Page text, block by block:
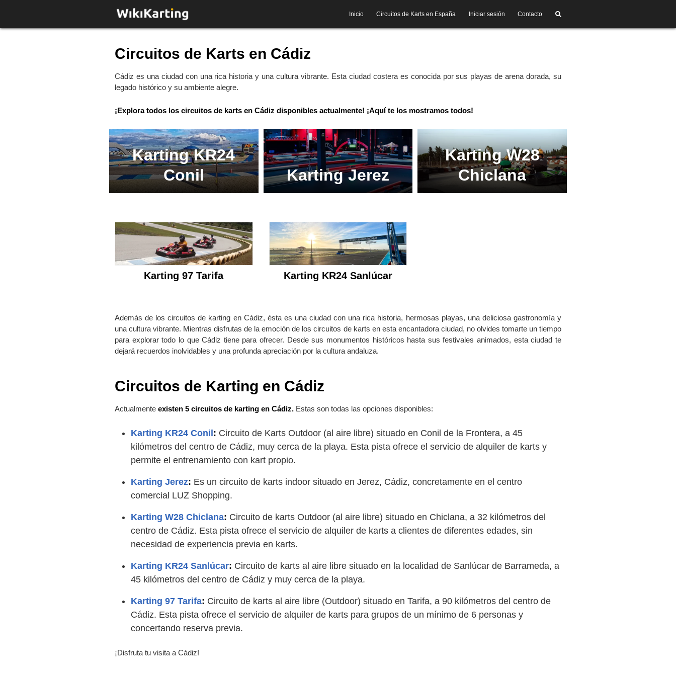
contenido
Inicio Circuitos de Karts en España Iniciar sesión Contacto
Circuitos de Karts en Cádiz
Cádiz es una ciudad con una rica historia y una cultura vibrante. Esta ciudad costera es conocida por sus playas de arena dorada, su
legado histórico y su ambiente alegre.
¡Explora todos los circuitos de karts en Cádiz disponibles actualmente! ¡Aquí te los mostramos todos!
Karting KR24
Conil
Karting Jerez
Karting W28
Chiclana
Karting 97 Tarifa Karting KR24 Sanlúcar
Además de los circuitos de karting en Cádiz, ésta es una ciudad con una rica historia, hermosas playas, una deliciosa gastronomía y
una cultura vibrante. Mientras disfrutas de la emoción de los circuitos de karts en esta encantadora ciudad, no olvides tomarte un tiempo
para explorar todo lo que Cádiz tiene para ofrecer. Desde sus monumentos históricos hasta sus festivales animados, esta ciudad te
dejará recuerdos inolvidables y una profunda apreciación por la cultura andaluza.
Circuitos de Karting en Cádiz
Actualmente existen 5 circuitos de karting en Cádiz. Estas son todas las opciones disponibles:
Karting KR24 Conil : Circuito de Karts Outdoor (al aire libre) situado en Conil de la Frontera, a 45
kilómetros del centro de Cádiz, muy cerca de la playa. Esta pista ofrece el servicio de alquiler de karts y
permite el entrenamiento con kart propio.
Karting Jerez: Es un circuito de karts indoor situado en Jerez, Cádiz, concretamente en el centro
comercial LUZ Shopping.
Karting W28 Chiclana: Circuito de karts Outdoor (al aire libre) situado en Chiclana, a 32 kilómetros del
centro de Cádiz. Esta pista ofrece el servicio de alquiler de karts a clientes de diferentes edades, sin
necesidad de experiencia previa en karts.
Karting KR24 Sanlúcar: Circuito de karts al aire libre situado en la localidad de Sanlúcar de Barrameda, a
45 kilómetros del centro de Cádiz y muy cerca de la playa.
Karting 97 Tarifa: Circuito de karts al aire libre (Outdoor) situado en Tarifa, a 90 kilómetros del centro de
Cádiz. Esta pista ofrece el servicio de alquiler de karts para grupos de un mínimo de 6 personas y
concertando reserva previa.
¡Disfruta tu visita a Cádiz!